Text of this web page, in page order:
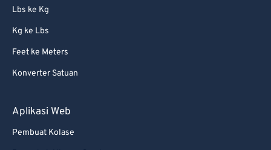
Lbs ke Kg
Kg ke Lbs
Feet ke Meters
Konverter Satuan
Aplikasi Web
Pembuat Kolase